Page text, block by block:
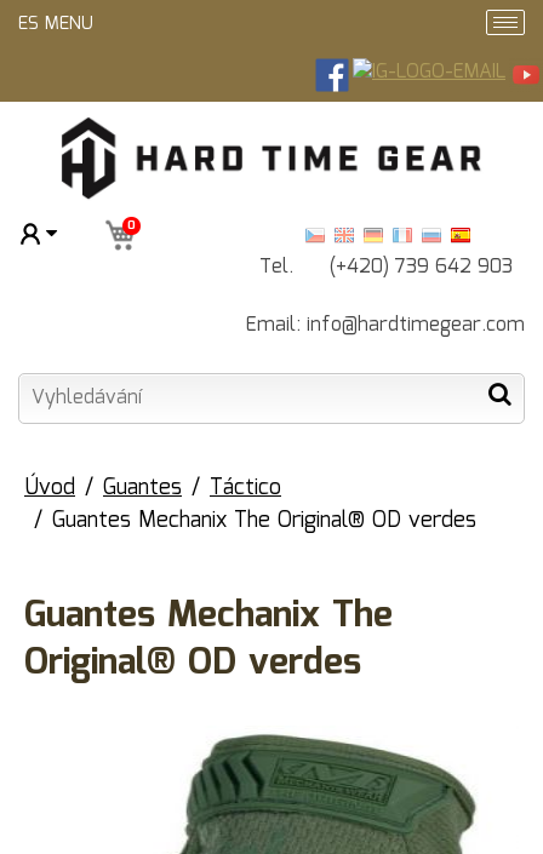
Tel. (+420) 739 642 903
Email: info@hardtimegear.com
0
ES MENU
Úvod Guantes
Táctico
Guantes Mechanix The Original® OD verdes
Guantes Mechanix The
Original® OD verdes